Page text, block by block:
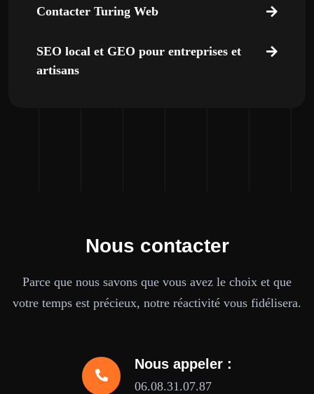
Contacter Turing Web
SEO local et GEO pour entreprises et
artisans
Nous contacter
Parce que nous savons que vous avez le choix et que
votre temps est précieux, notre réactivité vous fidélisera.
Nous appeler :
06.08.31.07.87